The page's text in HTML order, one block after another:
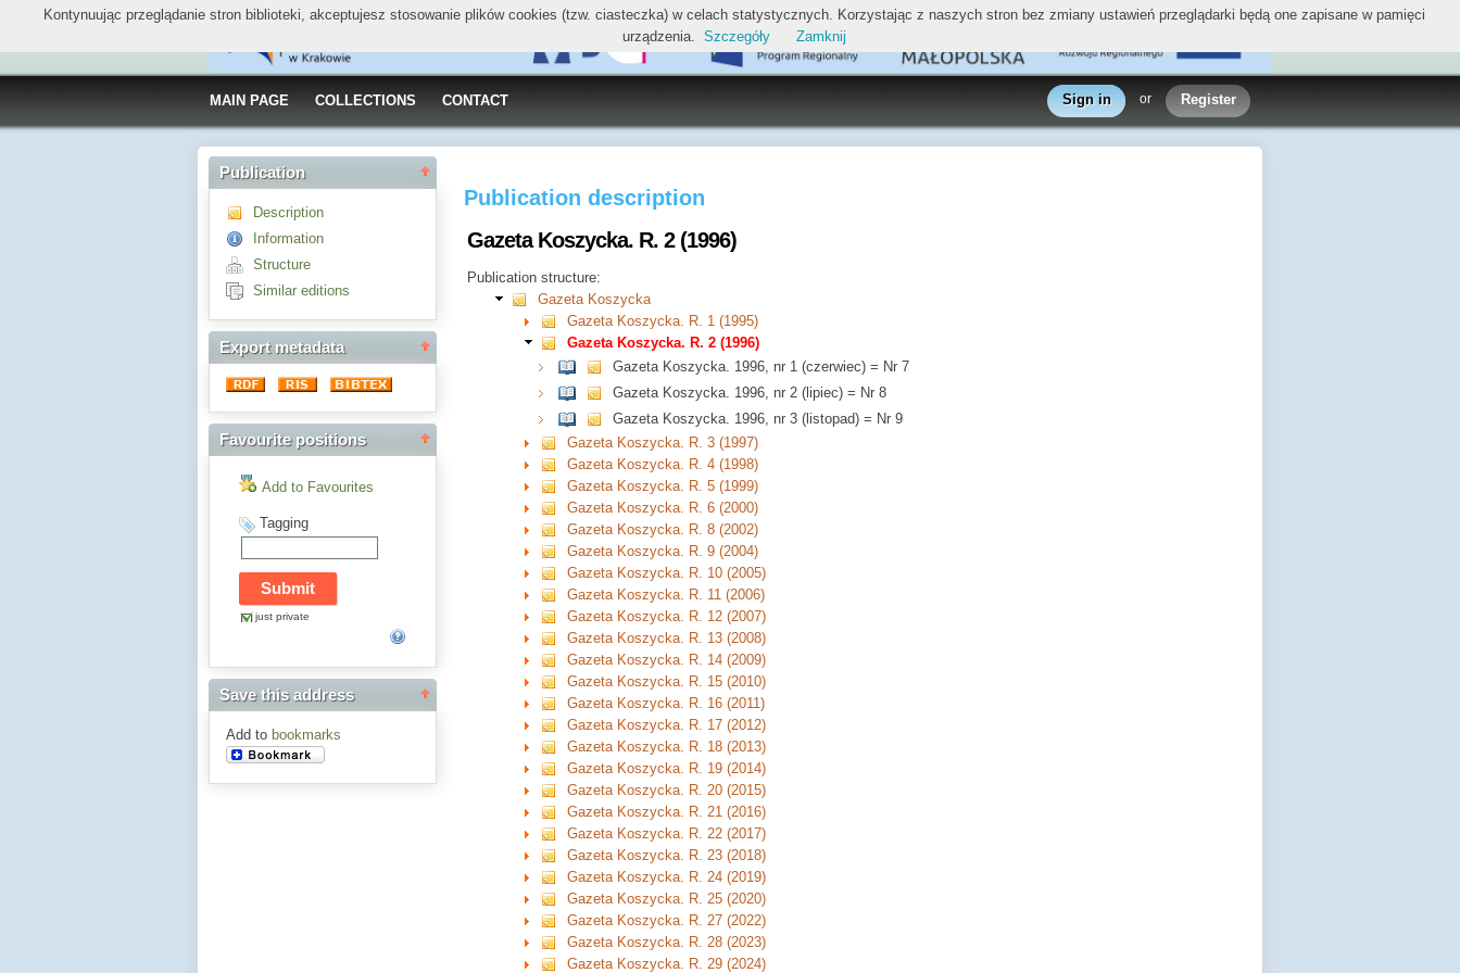
MAIN PAGE COLLECTIONS CONTACT Sign in or Register
Publication
Description
Information
Structure
Similar editions
Export metadata
Favourite positions
Add to Favourites
Tagging
just private
Save this address
Add to bookmarks
Publication description
Gazeta Koszycka. R. 2 (1996)
Publication structure:
Gazeta Koszycka
Gazeta Koszycka. R. 1 (1995)
Gazeta Koszycka. R. 2 (1996)
Gazeta Koszycka. 1996, nr 1 (czerwiec) = Nr 7
Gazeta Koszycka. 1996, nr 2 (lipiec) = Nr 8
Gazeta Koszycka. 1996, nr 3 (listopad) = Nr 9
Gazeta Koszycka. R. 3 (1997)
Gazeta Koszycka. R. 4 (1998)
Gazeta Koszycka. R. 5 (1999)
Gazeta Koszycka. R. 6 (2000)
Gazeta Koszycka. R. 8 (2002)
Gazeta Koszycka. R. 9 (2004)
Gazeta Koszycka. R. 10 (2005)
Gazeta Koszycka. R. 11 (2006)
Gazeta Koszycka. R. 12 (2007)
Gazeta Koszycka. R. 13 (2008)
Gazeta Koszycka. R. 14 (2009)
Gazeta Koszycka. R. 15 (2010)
Gazeta Koszycka. R. 16 (2011)
Gazeta Koszycka. R. 17 (2012)
Gazeta Koszycka. R. 18 (2013)
Gazeta Koszycka. R. 19 (2014)
Gazeta Koszycka. R. 20 (2015)
Gazeta Koszycka. R. 21 (2016)
Gazeta Koszycka. R. 22 (2017)
Gazeta Koszycka. R. 23 (2018)
Gazeta Koszycka. R. 24 (2019)
Gazeta Koszycka. R. 25 (2020)
Gazeta Koszycka. R. 27 (2022)
Gazeta Koszycka. R. 28 (2023)
Gazeta Koszycka. R. 29 (2024)
Kontynuując przeglądanie stron biblioteki, akceptujesz stosowanie plików cookies (tzw. ciasteczka) w celach statystycznych. Korzystając z naszych stron bez zmiany ustawień przeglądarki będą one zapisane w pamięci
urządzenia. Szczegóły Zamknij